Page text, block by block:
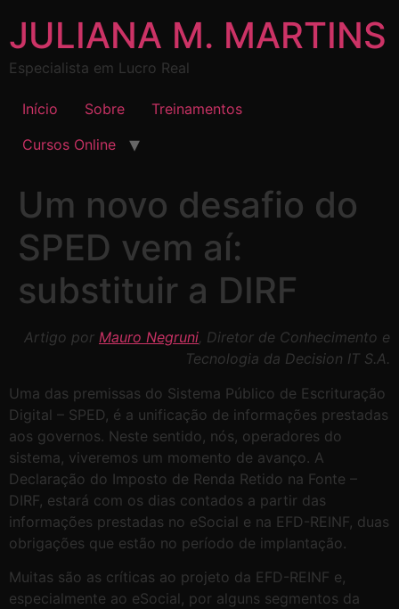
JULIANA M. MARTINS
Especialista em Lucro Real
Início Sobre
Treinamentos
Cursos Online
Um novo desafio do
SPED vem aí:
substituir a DIRF
Artigo por Mauro Negruni, Diretor de Conhecimento e
Tecnologia da Decision IT S.A.
Uma das premissas do Sistema Público de Escrituração
Digital – SPED, é a unificação de informações prestadas
aos governos. Neste sentido, nós, operadores do
sistema, viveremos um momento de avanço. A
Declaração do Imposto de Renda Retido na Fonte –
DIRF, estará com os dias contados a partir das
informações prestadas no eSocial e na EFD-REINF, duas
obrigações que estão no período de implantação.
Muitas são as críticas ao projeto da EFD-REINF e,
especialmente ao eSocial, por alguns segmentos da